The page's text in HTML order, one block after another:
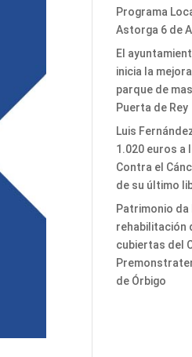
Programa
Astorga 6 de
El
inicia la
parque de
Puerta de Rey
Luis
1.020 euros a
Contra el
de su último
Patrimonio da
rehabilitación
cubiertas del
de Órbigo